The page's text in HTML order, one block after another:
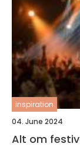
inspiration
04. June 2024
Alt om